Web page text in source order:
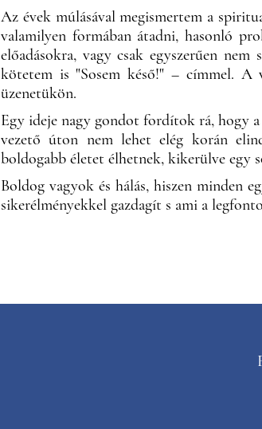
Az évek múlásával megismertem a
valamilyen formában átadni, hasonló
előadásokra, vagy csak egyszerűen
kötetem is "Sosem késő!" – címmel. A
üzenetükön.
Egy ideje nagy gondot fordítok rá, hogy a
vezető úton nem lehet elég korán
boldogabb életet élhetnek, kikerülve egy
Boldog vagyok és hálás, hiszen minden
sikerélményekkel gazdagít s ami a